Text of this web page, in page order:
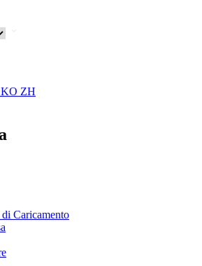
KO ZH
Caricamento